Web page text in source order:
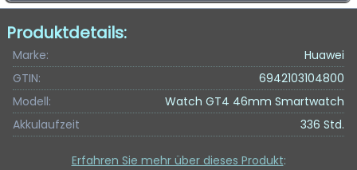
Produktdetails:
Marke:
Huawei
GTIN:
6942103104800
Modell:
Watch GT4 46mm Smartwatch
Akkulaufzeit
336 Std.
Erfahren Sie mehr über dieses Produkt: